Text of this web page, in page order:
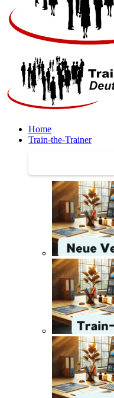
Home
Train-the-Trainer